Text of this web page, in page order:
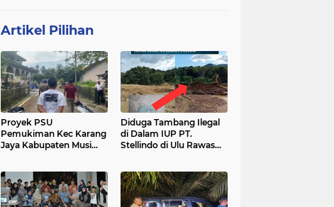
Artikel Pilihan
Proyek PSU
Pemukiman Kec Karang
Jaya Kabupaten Musi
Diduga Tambang Ilegal
di Dalam IUP PT.
Stellindo di Ulu Rawas